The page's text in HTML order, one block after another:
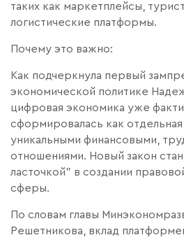
таких как маркетплейсы,
логистические платформы.
Почему это важно:
Как подчеркнула первый
экономической политике
цифровая экономика уже
сформировалась как отдельная
уникальными финансовыми,
отношениями. Новый закон
ласточкой” в создании
сферы.
По словам главы
Решетникова, вклад